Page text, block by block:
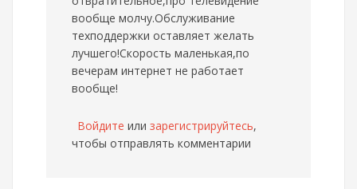
вообще молчу.Обслуживание
техподдержки оставляет желать
лучшего!Скорость маленькая,по
вечерам интернет не работает
вообще!
Войдите или зарегистрируйтесь,
чтобы отправлять комментарии